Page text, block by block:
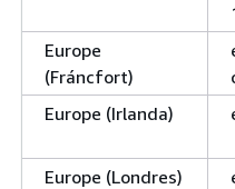
Europe
(Fráncfort)
Europe (Irlanda)
Europe (Londres)